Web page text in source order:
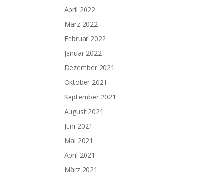
April 2022
März 2022
Februar 2022
Januar 2022
Dezember 2021
Oktober 2021
September 2021
August 2021
Juni 2021
Mai 2021
April 2021
März 2021